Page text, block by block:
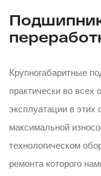
Крупногабаритные
практически во
эксплуатации в этих
максимальной
технологическом
ремонта которого